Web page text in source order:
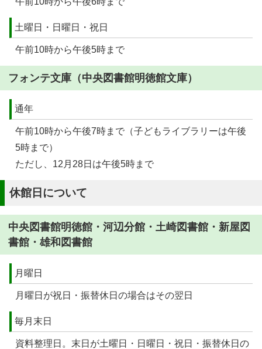
土曜日・日曜日・祝日
午前10時から午後5時まで
フォンテ文庫（中央図書館明徳館文庫）
通年
午前10時から午後7時まで（子どもライブラリーは午後
5時まで）
ただし、12月28日は午後5時まで
休館日について
中央図書館明徳館・河辺分館・土崎図書館・新屋図
書館・雄和図書館
月曜日
月曜日が祝日・振替休日の場合はその翌日
毎月末日
資料整理日。末日が土曜日・日曜日・祝日・振替休日の